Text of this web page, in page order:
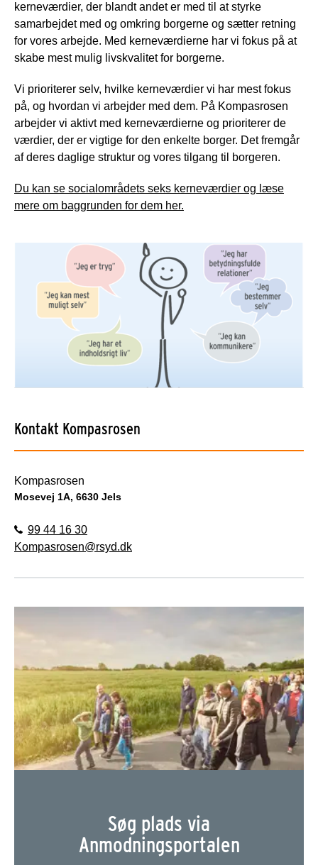
kerneværdier, der blandt andet er med til at styrke
samarbejdet med og omkring borgerne og sætter retning
for vores arbejde. Med kerneværdierne har vi fokus på at
skabe mest mulig livskvalitet for borgerne.
Vi prioriterer selv, hvilke kerneværdier vi har mest fokus
på, og hvordan vi arbejder med dem. På Kompasrosen
arbejder vi aktivt med kerneværdierne og prioriterer de
værdier, der er vigtige for den enkelte borger. Det fremgår
af deres daglige struktur og vores tilgang til borgeren.
Du kan se socialområdets seks kerneværdier og læse
mere om baggrunden for dem her.
Kontakt Kompasrosen
Kompasrosen
Mosevej 1A, 6630 Jels
99 44 16 30
Kompasrosen@rsyd.dk
Søg plads via
Anmodningsportalen